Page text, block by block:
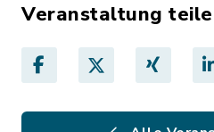
Veranstaltung